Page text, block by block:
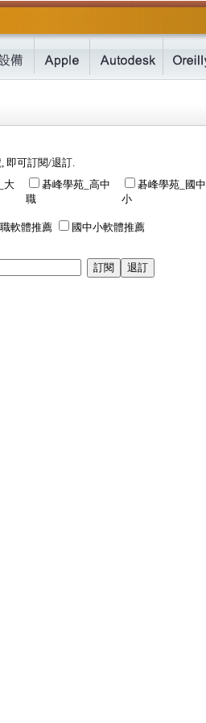
即可訂閱/退訂.
大
碁峰學苑_高中
職
碁峰學苑_國中
小
軟體推薦 國中小軟體推薦